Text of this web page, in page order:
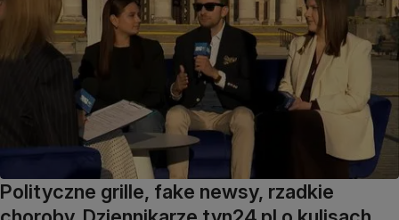
Polityczne grille, fake newsy, rzadkie